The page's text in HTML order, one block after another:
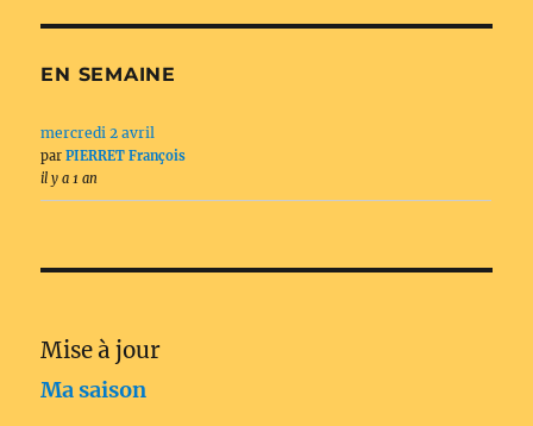
EN SEMAINE
mercredi 2 avril
parPIERRET François
il y a 1 an
Mise à jour
Ma saison